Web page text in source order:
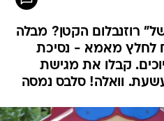
רוזנבלום הקטן? מבלה
לחלץ מאמא - נסיכת
קבלו את מגישת
וואלה! סלבס נמסה